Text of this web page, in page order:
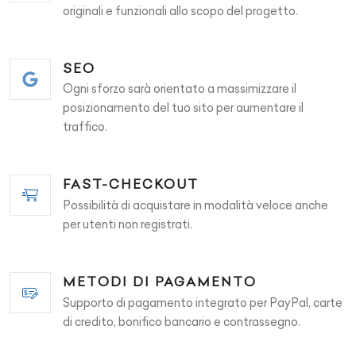
originali e funzionali allo scopo del progetto.
SEO
Ogni sforzo sarà orientato a massimizzare il
posizionamento del tuo sito per aumentare il
traffico.
FAST-CHECKOUT
Possibilità di acquistare in modalità veloce anche
per utenti non registrati.
METODI DI PAGAMENTO
Supporto di pagamento integrato per PayPal, carte
di credito, bonifico bancario e contrassegno.